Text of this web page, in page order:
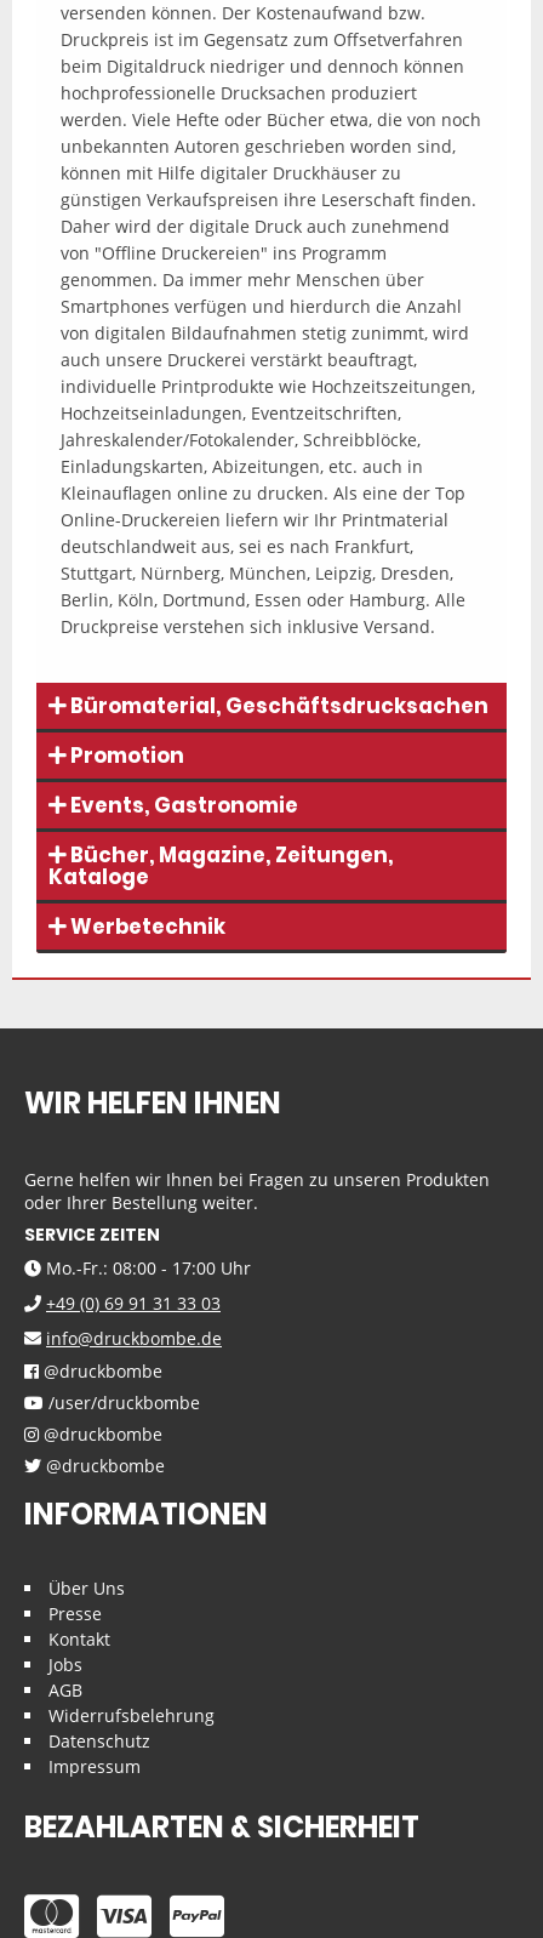
versenden können. Der Kostenaufwand bzw.
Druckpreis ist im Gegensatz zum Offsetverfahren
beim Digitaldruck niedriger und dennoch können
hochprofessionelle Drucksachen produziert
werden. Viele Hefte oder Bücher etwa, die von noch
unbekannten Autoren geschrieben worden sind,
können mit Hilfe digitaler Druckhäuser zu
günstigen Verkaufspreisen ihre Leserschaft finden.
Daher wird der digitale Druck auch zunehmend
von "Offline Druckereien" ins Programm
genommen. Da immer mehr Menschen über
Smartphones verfügen und hierdurch die Anzahl
von digitalen Bildaufnahmen stetig zunimmt, wird
auch unsere Druckerei verstärkt beauftragt,
individuelle Printprodukte wie Hochzeitszeitungen,
Hochzeitseinladungen, Eventzeitschriften,
Jahreskalender/Fotokalender, Schreibblöcke,
Einladungskarten, Abizeitungen, etc. auch in
Kleinauflagen online zu drucken. Als eine der Top
Online-Druckereien liefern wir Ihr Printmaterial
deutschlandweit aus, sei es nach Frankfurt,
Stuttgart, Nürnberg, München, Leipzig, Dresden,
Berlin, Köln, Dortmund, Essen oder Hamburg. Alle
Druckpreise verstehen sich inklusive Versand.
Büromaterial, Geschäftsdrucksachen
Promotion
Events, Gastronomie
Bücher, Magazine, Zeitungen,
Kataloge
Werbetechnik
WIR HELFEN IHNEN
Gerne helfen wir Ihnen bei Fragen zu unseren Produkten
oder Ihrer Bestellung weiter.
SERVICE ZEITEN
Mo.-Fr.: 08:00 - 17:00 Uhr
+49 (0) 69 91 31 33 03
info@druckbombe.de
@druckbombe
/user/druckbombe
@druckbombe
@druckbombe
INFORMATIONEN
Über Uns
Presse
Kontakt
Jobs
AGB
Widerrufsbelehrung
Datenschutz
Impressum
BEZAHLARTEN & SICHERHEIT